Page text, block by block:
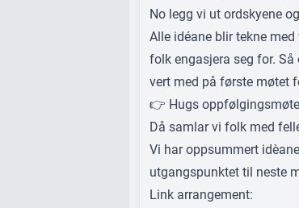
No legg vi ut ordskyene
Alle idéane blir tekne
folk engasjera seg for.
vert med på første møtet
👉 Hugs
Då samlar vi folk med
Vi har oppsummert
utgangspunktet til neste
Link arrangement: